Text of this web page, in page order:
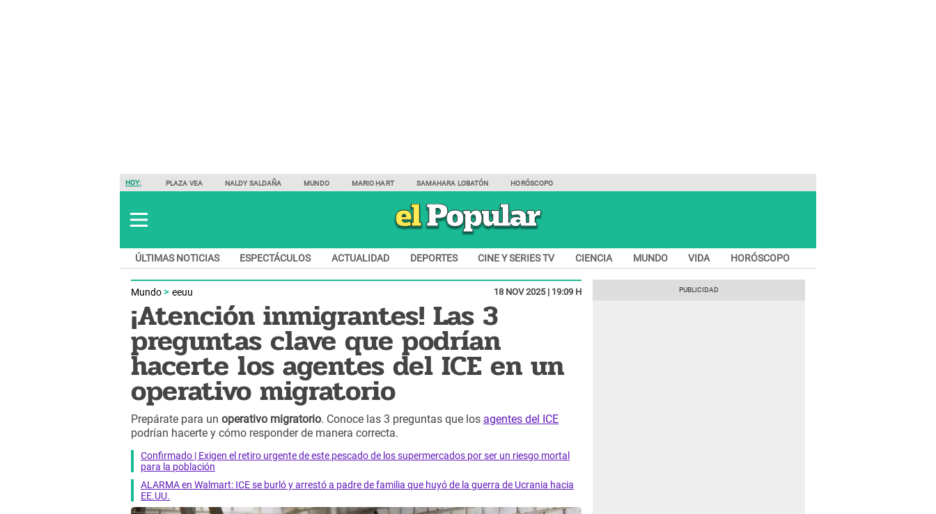
HOY: PLAZA VEA NALDY SALDAÑA MUNDO MARIO HART SAMAHARA LOBATÓN HORÓSCOPO
ÚLTIMAS NOTICIAS ESPECTÁCULOS ACTUALIDAD DEPORTES CINE Y SERIES TV CIENCIA MUNDO VIDA HORÓSCOPO
Mundo eeuu 18 NOV 2025 | 19:09 H
¡Atención inmigrantes! Las 3
preguntas clave que podrían
hacerte los agentes del ICE en un
operativo migratorio
Prepárate para un operativo migratorio. Conoce las 3 preguntas que los agentes del ICE
podrían hacerte y cómo responder de manera correcta.
Confirmado | Exigen el retiro urgente de este pescado de los supermercados por ser un riesgo mortal
para la población
ALARMA en Walmart: ICE se burló y arrestó a padre de familia que huyó de la guerra de Ucrania hacia
EE.UU.